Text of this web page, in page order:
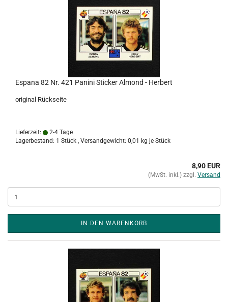
Espana 82 Nr. 421 Panini Sticker Almond - Herbert
original Rückseite
Lieferzeit:
2-4 Tage
Lagerbestand: 1 Stück , Versandgewicht: 0,01 kg je Stück
8,90 EUR
(MwSt. inkl.) zzgl. Versand
IN DEN WARENKORB